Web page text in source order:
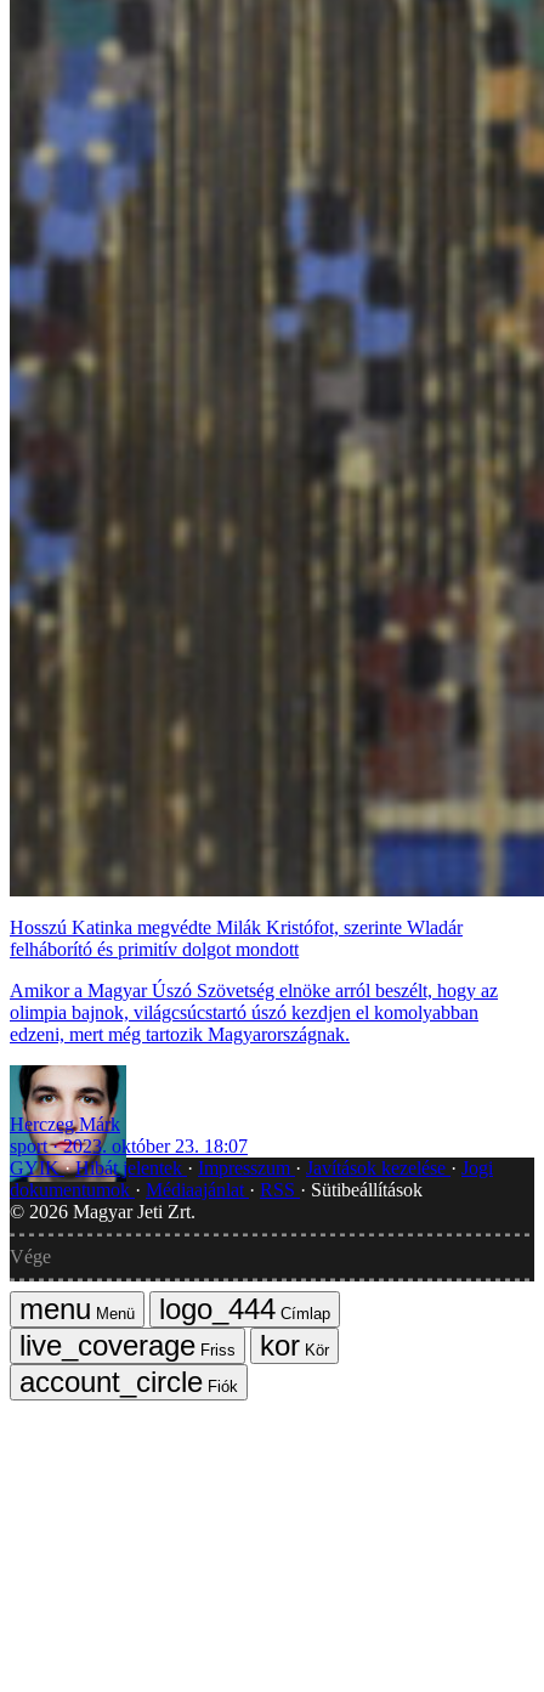
Hosszú Katinka megvédte Milák Kristófot, szerinte Wladár
felháborító és primitív dolgot mondott
Amikor a Magyar Úszó Szövetség elnöke arról beszélt, hogy az
olimpia bajnok, világcsúcstartó úszó kezdjen el komolyabban
edzeni, mert még tartozik Magyarországnak.
Herczeg Márk
sport
2023. október 23. 18:07
GYIK Hibát jelentek Impresszum Javítások kezelése
Jogi
dokumentumok
Médiaajánlat RSS
Sütibeállítások
© 2026 Magyar Jeti Zrt.
Vége
Menü
Címlap
Friss
Kör
Fiók